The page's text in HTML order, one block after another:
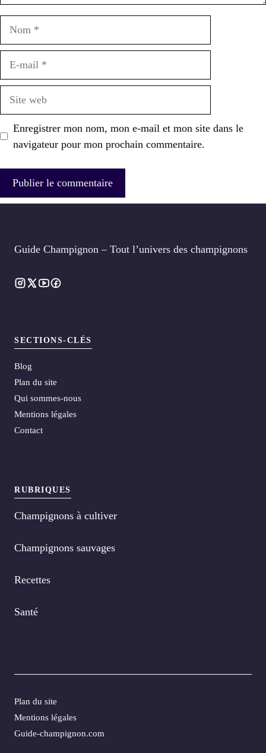
Enregistrer mon nom, mon e-mail et mon site dans le
navigateur pour mon prochain commentaire.
Guide Champignon – Tout l’univers des champignons
SECTIONS-CLÉS
Blog
Plan du site
Qui sommes-nous
Mentions légales
Contact
RUBRIQUES
Champignons à cultiver
Champignons sauvages
Recettes
Santé
Guide-champignon.com
Plan du site
Mentions légales